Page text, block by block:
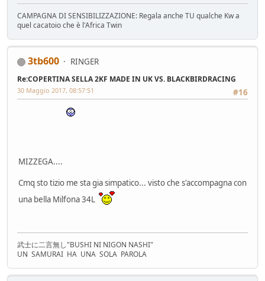
CAMPAGNA DI SENSIBILIZZAZIONE: Regala anche TU qualche Kw a
quel cacatoio che è l'Africa Twin
3tb600 RINGER
Re:COPERTINA SELLA 2KF MADE IN UK VS. BLACKBIRDRACING
#16
30 Maggio 2017, 08:57:51
MIZZEGA....
Cmq sto tizio me sta gia simpatico... visto che s'accompagna con
una bella Milfona 34L
武士に二言無し"BUSHI NI NIGON NASHI"
UN SAMURAI HA UNA SOLA PAROLA